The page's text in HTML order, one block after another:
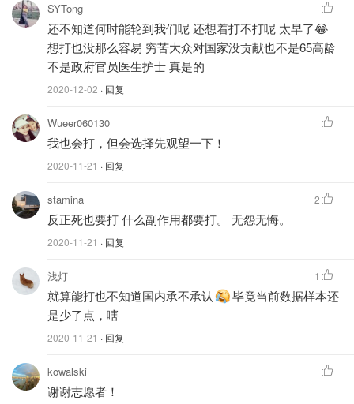
50%表示会考虑接种，
20%的人表示不会接种。
在表示不会接种的人之中，除了本身反对接种疫苗的人士以
如果年底或明年初真的有新冠疫苗了，小伙伴们会选择接种
吗？欢迎在评论里分享你的想法哦。
新冠疫苗最新进展 | 美国新冠疫苗开始
接种，近280万人完成接种第一剂疫
本文由北美省钱快报小编Rain整理，资料来自ABCNews、
MedicalXpress、ScienceMag等网站，未经许可不得擅自
转载，否则将追究责任。图片来自网络，版权属原作者。封
面图 via Shutterstock
SYTong
还不知道何时能轮到我们呢 还想着打不打呢 太早了😂
想打也没那么容易 穷苦大众对国家没贡献也不是65高龄
不是政府官员医生护士 真是的
2020-12-02 · 回复
Wueer060130
我也会打，但会选择先观望一下！
2020-11-21 · 回复
stamina
反正死也要打 什么副作用都要打。 无怨无悔。
2020-11-21 · 回复
2
浅灯
就算能打也不知道国内承不承认
毕竟当前数据样本还
是少了点，嗐
2020-11-21 · 回复
1
kowalski
谢谢志愿者！